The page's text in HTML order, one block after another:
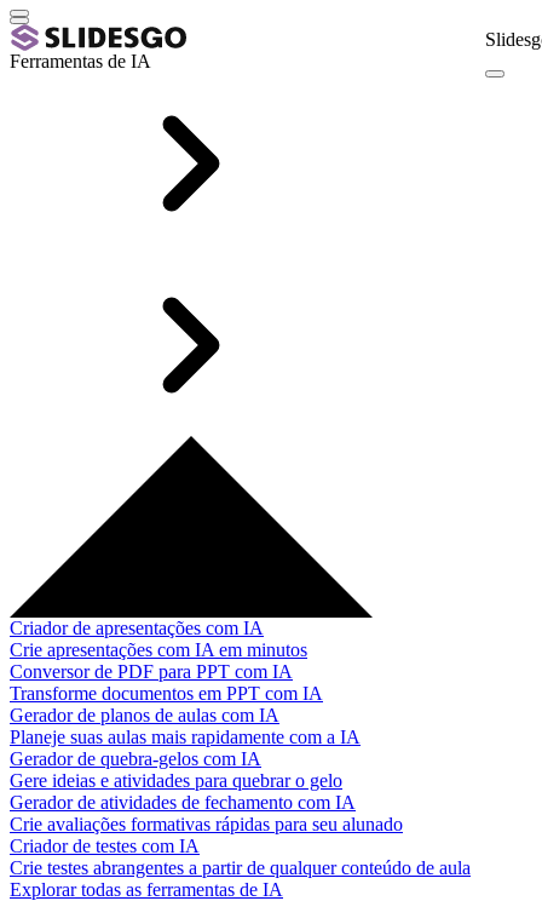
Ferramentas de IA
Criador de apresentações com IA
Crie apresentações com IA em minutos
Conversor de PDF para PPT com IA
Transforme documentos em PPT com IA
Gerador de planos de aulas com IA
Planeje suas aulas mais rapidamente com a IA
Gerador de quebra-gelos com IA
Gere ideias e atividades para quebrar o gelo
Gerador de atividades de fechamento com IA
Crie avaliações formativas rápidas para seu alunado
Criador de testes com IA
Crie testes abrangentes a partir de qualquer conteúdo de aula
Explorar todas as ferramentas de IA